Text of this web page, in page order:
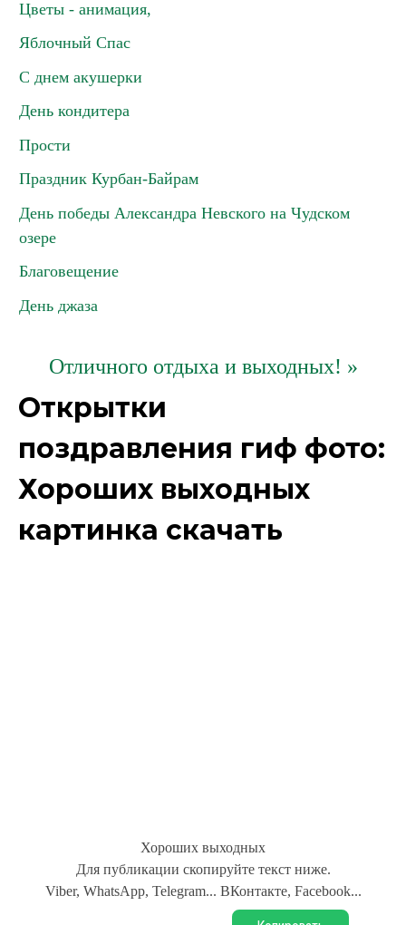
Цветы - анимация,
Яблочный Спас
С днем акушерки
День кондитера
Прости
Праздник Курбан-Байрам
День победы Александра Невского на Чудском
озере
Благовещение
День джаза
Отличного отдыха и выходных! »
Открытки
поздравления гиф фото:
Хороших выходных
картинка скачать
Хороших выходных
Для публикации скопируйте текст ниже.
Viber, WhatsApp, Telegram... ВКонтакте, Facebook...